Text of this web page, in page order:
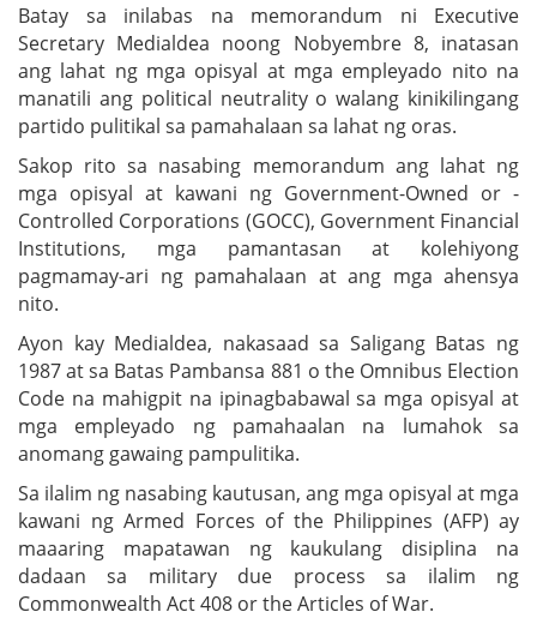
Batay sa inilabas na memorandum ni Executive
Secretary Medialdea noong Nobyembre 8, inatasan
ang lahat ng mga opisyal at mga empleyado nito na
manatili ang political neutrality o walang kinikilingang
partido pulitikal sa pamahalaan sa lahat ng oras.
Sakop rito sa nasabing memorandum ang lahat ng
mga opisyal at kawani ng Government-Owned or -
Controlled Corporations (GOCC), Government Financial
Institutions, mga pamantasan at kolehiyong
pagmamay-ari ng pamahalaan at ang mga ahensya
nito.
Ayon kay Medialdea, nakasaad sa Saligang Batas ng
1987 at sa Batas Pambansa 881 o the Omnibus Election
Code na mahigpit na ipinagbabawal sa mga opisyal at
mga empleyado ng pamahaalan na lumahok sa
anomang gawaing pampulitika.
Sa ilalim ng nasabing kautusan, ang mga opisyal at mga
kawani ng Armed Forces of the Philippines (AFP) ay
maaaring mapatawan ng kaukulang disiplina na
dadaan sa military due process sa ilalim ng
Commonwealth Act 408 or the Articles of War.